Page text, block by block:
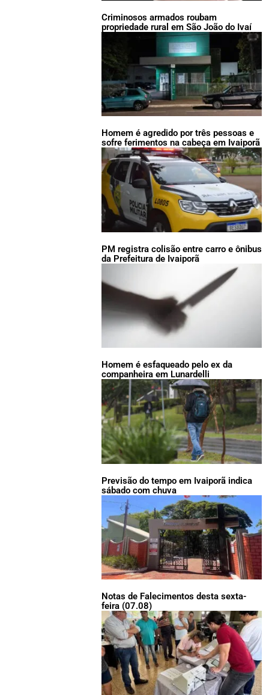
Criminosos armados roubam
propriedade rural em São João do Ivaí
Homem é agredido por três pessoas e
sofre ferimentos na cabeça em Ivaiporã
PM registra colisão entre carro e ônibus
da Prefeitura de Ivaiporã
Homem é esfaqueado pelo ex da
companheira em Lunardelli
Previsão do tempo em Ivaiporã indica
sábado com chuva
Notas de Falecimentos desta sexta-
feira (07.08)